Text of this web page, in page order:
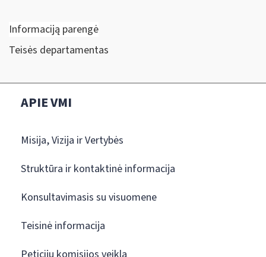
Informaciją parengė
Teisės departamentas
APIE VMI
Misija, Vizija ir Vertybės
Struktūra ir kontaktinė informacija
Konsultavimasis su visuomene
Teisinė informacija
Peticijų komisijos veikla